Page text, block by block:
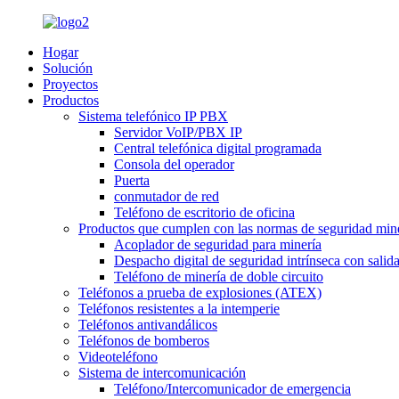
Hogar
Solución
Proyectos
Productos
Sistema telefónico IP PBX
Servidor VoIP/PBX IP
Central telefónica digital programada
Consola del operador
Puerta
conmutador de red
Teléfono de escritorio de oficina
Productos que cumplen con las normas de seguridad
Acoplador de seguridad para minería
Despacho digital de seguridad intrínseca con
Teléfono de minería de doble circuito
Teléfonos a prueba de explosiones (ATEX)
Teléfonos resistentes a la intemperie
Teléfonos antivandálicos
Teléfonos de bomberos
Videoteléfono
Sistema de intercomunicación
Teléfono/Intercomunicador de emergencia